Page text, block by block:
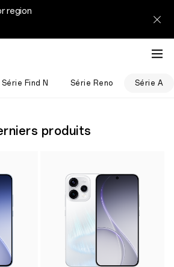
region
Série Find N Série Reno Série A
produits